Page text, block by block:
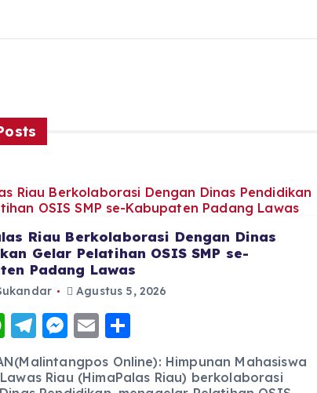
Riau Berkolaborasi Dengan Dinas
Gelar Pelatihan OSIS SMP se-
Padang Lawas
Agustus 5, 2026
W
h
a
T
el
e
M
e
ss
E
m
ai
h
a
Online): Himpunan Mahasiswa
Riau (HimaPalas Riau) berkolaborasi